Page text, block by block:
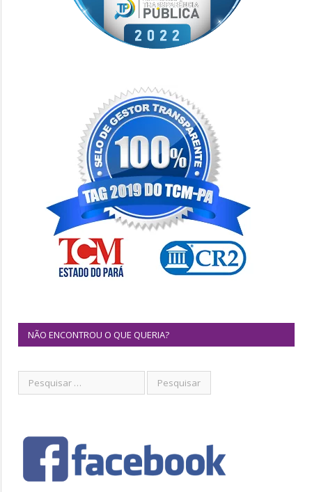
NÃO ENCONTROU O QUE QUERIA?